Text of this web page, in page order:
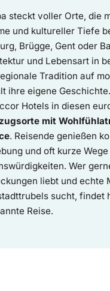
steckt voller Orte, die
und kultureller Tiefe
Brügge, Gent oder
und Lebensart in
Tradition auf
ihre eigene Geschichte.
Hotels in diesen
mit
. Reisende genießen
und oft kurze
Wer
liebt und echte
sucht, findet
Reise.